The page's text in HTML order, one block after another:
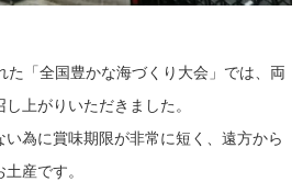
た「全国豊かな海づくり大会」では、両
上がりいただきました。
為に賞味期限が非常に短く、遠方から
産です。